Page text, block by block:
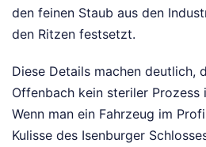
den feinen Staub aus den
den Ritzen festsetzt.
Diese Details machen deutlich,
Offenbach kein steriler
Wenn man ein Fahrzeug im
Kulisse des Isenburger